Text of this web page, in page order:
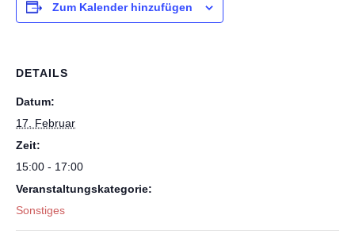
Zum Kalender hinzufügen
DETAILS
Datum:
17. Februar
Zeit:
15:00 - 17:00
Veranstaltungskategorie:
Sonstiges